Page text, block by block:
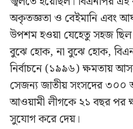
অকৃতজ্ঞতা ও বেইমানি এবং
উপশম হওয়া যেহেতু সহজ
বুঝে হোক, না বুঝে হোক,
নির্বাচনে (১৯৯৬) ক্ষমতায়
সেজন্য জাতীয় সংসদের ৩০০
আওয়ামী লীগকে ২১ বছর পর
সুযোগ করে দেয়।